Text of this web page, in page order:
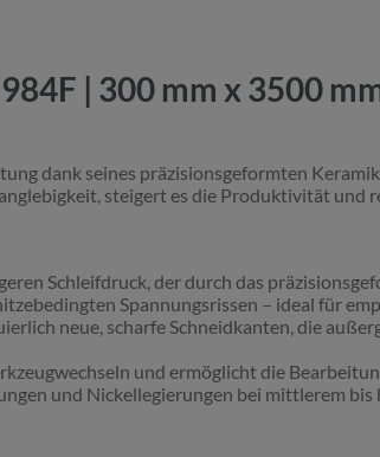
| 300 mm x 3500
dank seines präzisionsgeformten
steigert es die Produktivität und
Schleifdruck, der durch das
Spannungsrissen – ideal für
neue, scharfe Schneidkanten, die
und ermöglicht die
und Nickellegierungen bei mittlerem bis